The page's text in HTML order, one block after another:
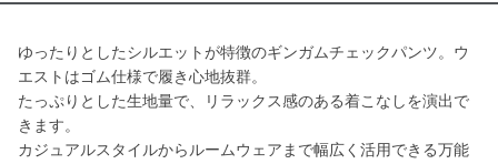
ゆったりとしたシルエットが特徴のギンガムチェックパンツ。ウ
エストはゴム仕様で履き心地抜群。
たっぷりとした生地量で、リラックス感のある着こなしを演出で
きます。
カジュアルスタイルからルームウェアまで幅広く活用できる万能